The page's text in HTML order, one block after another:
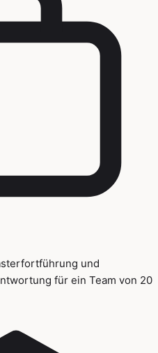
und
für ein Team von 20